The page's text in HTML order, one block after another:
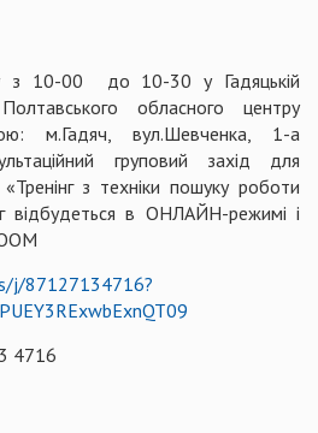
10-00 до 10-30 у Гадяцькій
обласного центру
м.Гадяч, вул.Шевченка, 1-а
груповий захід для
з техніки пошуку роботи
відбудеться в ОНЛАЙН-режимі і
j/87127134716?
4716